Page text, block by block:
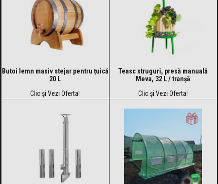
Butoi lemn masiv stejar pentru țuică
20 L
Clic și Vezi Oferta!
Teasc struguri, presă manuală
Meva, 32 L / tranșă
Clic și Vezi Oferta!